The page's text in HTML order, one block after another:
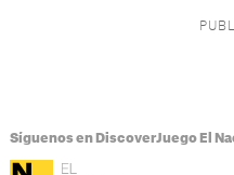
Síguenos en DiscoverJuego El